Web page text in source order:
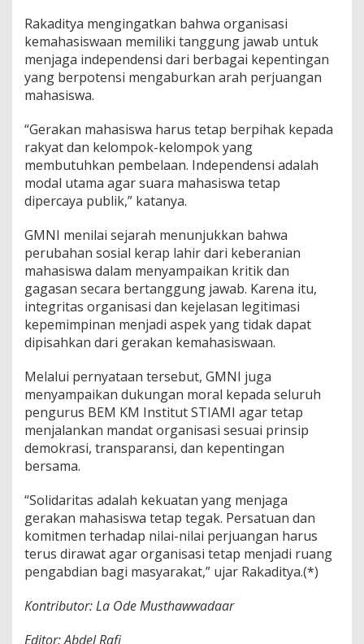
Rakaditya mengingatkan bahwa organisasi
kemahasiswaan memiliki tanggung jawab untuk
menjaga independensi dari berbagai kepentingan
yang berpotensi mengaburkan arah perjuangan
mahasiswa.
“Gerakan mahasiswa harus tetap berpihak kepada
rakyat dan kelompok-kelompok yang
membutuhkan pembelaan. Independensi adalah
modal utama agar suara mahasiswa tetap
dipercaya publik,” katanya.
GMNI menilai sejarah menunjukkan bahwa
perubahan sosial kerap lahir dari keberanian
mahasiswa dalam menyampaikan kritik dan
gagasan secara bertanggung jawab. Karena itu,
integritas organisasi dan kejelasan legitimasi
kepemimpinan menjadi aspek yang tidak dapat
dipisahkan dari gerakan kemahasiswaan.
Melalui pernyataan tersebut, GMNI juga
menyampaikan dukungan moral kepada seluruh
pengurus BEM KM Institut STIAMI agar tetap
menjalankan mandat organisasi sesuai prinsip
demokrasi, transparansi, dan kepentingan
bersama.
“Solidaritas adalah kekuatan yang menjaga
gerakan mahasiswa tetap tegak. Persatuan dan
komitmen terhadap nilai-nilai perjuangan harus
terus dirawat agar organisasi tetap menjadi ruang
pengabdian bagi masyarakat,” ujar Rakaditya.(*)
Kontributor: La Ode Musthawwadaar
Editor: Abdel Rafi